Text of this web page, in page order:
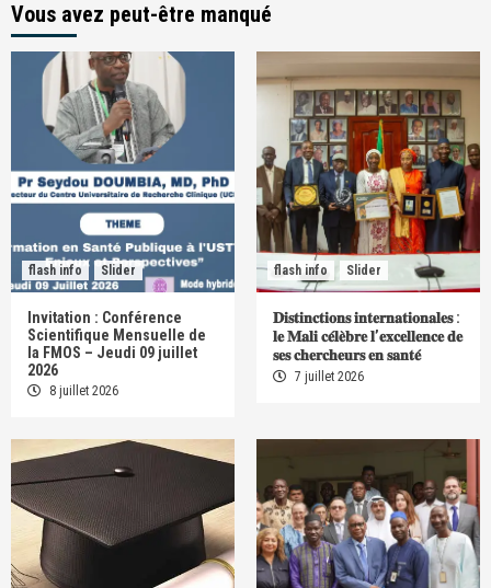
Vous avez peut-être manqué
flash info Slider
Invitation : Conférence
Scientifique Mensuelle de
la FMOS – Jeudi 09 juillet
2026
8 juillet 2026
flash info Slider
𝐃𝐢𝐬𝐭𝐢𝐧𝐜𝐭𝐢𝐨𝐧𝐬 𝐢𝐧𝐭𝐞𝐫𝐧𝐚𝐭𝐢𝐨𝐧𝐚𝐥𝐞𝐬 :
𝐥𝐞 𝐌𝐚𝐥𝐢 𝐜𝐞́𝐥𝐞̀𝐛𝐫𝐞 𝐥’𝐞𝐱𝐜𝐞𝐥𝐥𝐞𝐧𝐜𝐞 𝐝𝐞
𝐬𝐞𝐬 𝐜𝐡𝐞𝐫𝐜𝐡𝐞𝐮𝐫𝐬 𝐞𝐧 𝐬𝐚𝐧𝐭𝐞́
7 juillet 2026